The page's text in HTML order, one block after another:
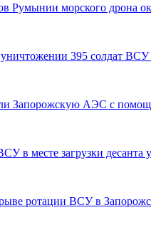
Румынии морского дрона
395 солдат ВСУ
Запорожскую АЭС с
в месте загрузки десанта
ротации ВСУ в